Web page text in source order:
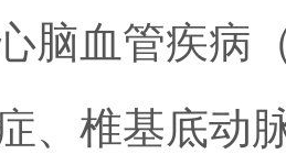
脑血管疾病
、椎基底动